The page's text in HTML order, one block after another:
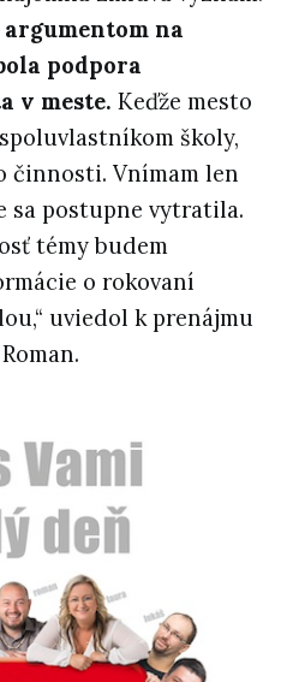
na
podpora
v meste. Keďže mesto
školy,
činnosti. Vnímam len
sa postupne vytratila.
témy budem
o rokovaní
uviedol k prenájmu